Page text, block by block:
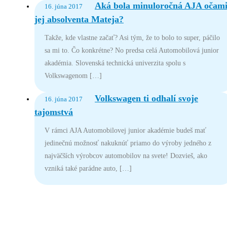
16. júna 2017
Aká bola minuloročná AJA očami
jej absolventa Mateja?
Takže, kde vlastne začať? Asi tým, že to bolo to super, páčilo
sa mi to. Čo konkrétne? No predsa celá Automobilová junior
akadémia. Slovenská technická univerzita spolu s
Volkswagenom […]
16. júna 2017
Volkswagen ti odhalí svoje
tajomstvá
V rámci AJA Automobilovej junior akadémie budeš mať
jedinečnú možnosť nakuknúť priamo do výroby jedného z
najväčších výrobcov automobilov na svete! Dozvieš, ako
vzniká také parádne auto, […]